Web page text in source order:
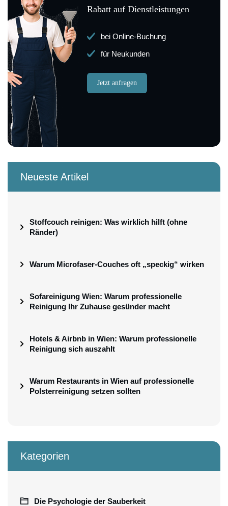
Rabatt auf Dienstleistungen
bei Online-Buchung
für Neukunden
Jetzt anfragen
Neueste Artikel
Stoffcouch reinigen: Was wirklich hilft (ohne
Ränder)
Warum Microfaser-Couches oft „speckig“ wirken
Sofareinigung Wien: Warum professionelle
Reinigung Ihr Zuhause gesünder macht
Hotels & Airbnb in Wien: Warum professionelle
Reinigung sich auszahlt
Warum Restaurants in Wien auf professionelle
Polsterreinigung setzen sollten
Kategorien
Die Psychologie der Sauberkeit